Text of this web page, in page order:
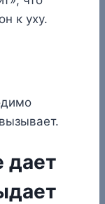
к уху.
дает